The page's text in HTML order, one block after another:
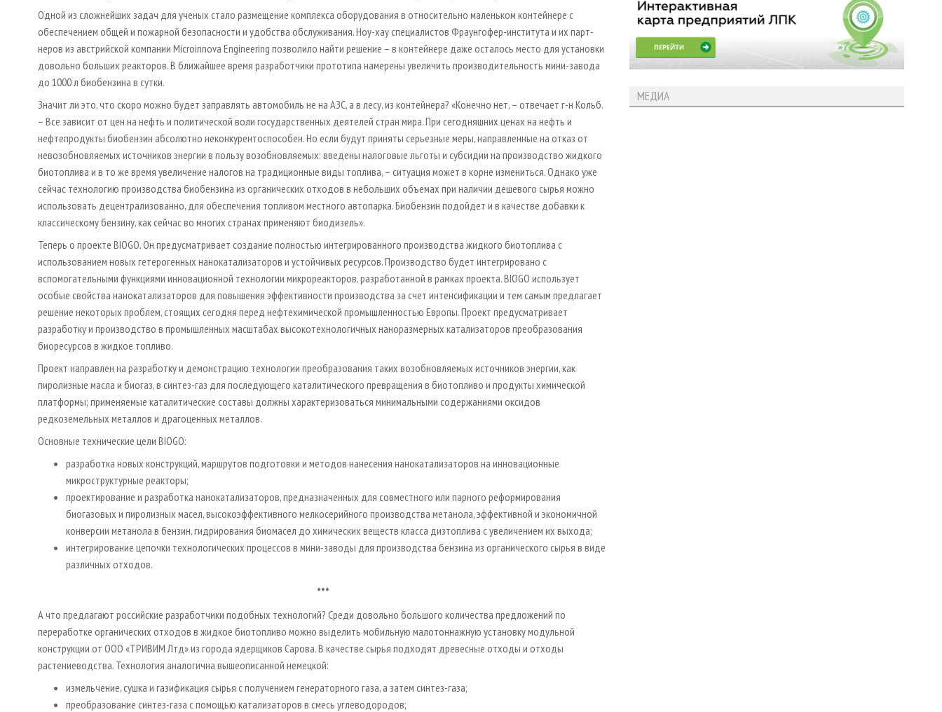
Одной из сложнейших задач для ученых стало размещение комплекса оборудования в относительно маленьком контейнере с
обеспечением общей и пожарной безопасности и удобства обслуживания. Ноу-хау специалистов Фраунгофер-института и их парт­
неров из австрийской компании Microinnova Engineering позволило найти решение – в контейнере даже осталось место для установки
довольно больших реакторов. В ближайшее время разработчики прототипа намерены увеличить производительность мини-завода
до 1000 л биобензина в сутки.
Значит ли это, что скоро можно будет заправлять автомобиль не на АЗС, а в лесу, из контейнера? «Конечно нет, – отвечает г-н Кольб.
– Все зависит от цен на нефть и политической воли государственных деятелей стран мира. При сегодняшних ценах на нефть и
нефтепродукты биобензин абсолютно неконкурентоспособен. Но если будут приняты серьезные меры, направленные на отказ от
невозобновляемых источников энергии в пользу возобновляемых: введены налоговые льготы и субсидии на производство жидкого
биотоплива и в то же время увеличение налогов на традиционные виды топлива, – ситуация может в корне измениться. Однако уже
сейчас технологию производства биобензина из органических отходов в небольших объемах при наличии дешевого сырья можно
использовать децентрализованно, для обеспечения топливом местного автопарка. Биобензин подойдет и в качестве добавки к
классическому бензину, как сейчас во многих странах применяют биодизель».
Теперь о проекте BIOGO. Он предусматривает создание полностью интегрированного производства жидкого биотоплива с
использованием новых гетерогенных нанокатализаторов и устойчивых ресурсов. Производство будет интегрировано с
вспомогательными функциями инновационной технологии микрореакторов, разработанной в рамках проекта. BIOGO использует
особые свойства нанокатализаторов для повышения эффективности производства за счет интенсификации и тем самым предлагает
решение некоторых проблем, стоящих сегодня перед нефтехимической промышленностью Европы. Проект предусматривает
разработку и производство в промышленных масштабах высокотехнологичных наноразмерных катализаторов преобразования
биоресурсов в жидкое топливо.
Проект направлен на разработку и демонстрацию технологии преобразования таких возобновляемых источников энергии, как
пиролизные масла и биогаз, в синтез-газ для последующего каталитического превращения в биотопливо и продукты химической
платформы; применяемые каталитические составы должны характеризоваться минимальными содержаниями оксидов
редкоземельных металлов и драгоценных металлов.
Основные технические цели BIOGO:
разработка новых конструкций, маршрутов подготовки и методов нанесения нанокатализаторов на инновационные
микроструктурные реакторы;
проектирование и разработка нанокатализаторов, предназначенных для совместного или парного реформирования
биогазовых и пиролизных масел, высокоэффективного мелкосерийного производства метанола, эффективной и экономичной
конверсии метанола в бензин, гидрирования биомасел до химических веществ класса дизтоплива с увеличением их выхода;
интегрирование цепочки технологических процессов в мини-заводы для производства бензина из органического сырья в виде
различных отходов.
***
А что предлагают российские разработчики подобных технологий? Среди довольно большого количества предложений по
переработке органических отходов в жидкое биотопливо можно выделить мобильную малотоннажную установку модульной
конструкции от ООО «ТРИВИМ Лтд» из города ядерщиков Сарова. В качестве сырья подходят древесные отходы и отходы
растениеводства. Технология аналогична вышеописанной немецкой:
измельчение, сушка и газификация сырья с получением генераторного газа, а затем синтез-газа;
преобразование синтез-газа с помощью катализаторов в смесь углеводородов;
МЕДИА